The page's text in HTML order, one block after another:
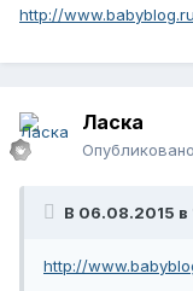
http://
Ласка
Опубликовано
В 06.08.2015 в
http://